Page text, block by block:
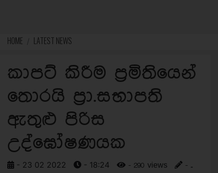
HOME LATEST NEWS
කාපට් කිරීම ප්‍රමිතියෙන්
තොරයි ප්‍රා.සභාපති
ඇතුළු පිරිස
උද්ඝෝෂණයක
- 23 02 2022 - 18:24 - 290 views - ..